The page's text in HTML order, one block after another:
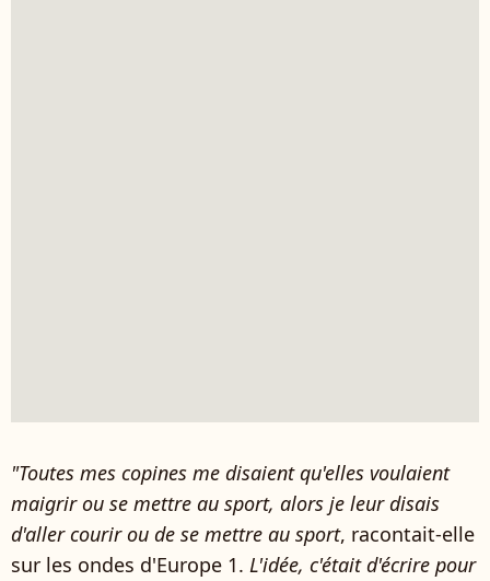
"Toutes mes copines me disaient qu'elles voulaient
maigrir ou se mettre au sport, alors je leur disais
d'aller courir ou de se mettre au sport, racontait-elle
sur les ondes d'Europe 1. L'idée, c'était d'écrire pour